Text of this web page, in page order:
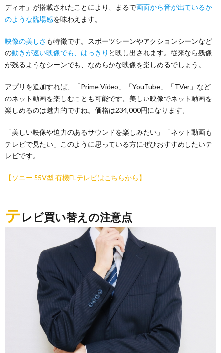
ディオ」が搭載されたことにより、まるで画面から音が出ているか
のような臨場感を味わえます。
映像の美しさ も特徴です。スポーツシーンやアクションシーンなど
の動きが速い映像でも、はっきり と映し出されます。従来なら残像
が残るようなシーンでも、なめらかな映像を楽しめるでしょう。
アプリを追加すれば、「Prime Video」「YouTube」「TVer」など
のネット動画を楽しむことも可能です。美しい映像でネット動画を
楽しめるのは魅力的ですね。価格は234,000円になります。
「美しい映像や迫力のあるサウンドを楽しみたい」「ネット動画も
テレビで見たい」このように思っている方にぜひおすすめしたいテ
レビです。
【ソニー 55V型 有機ELテレビはこちらから】
テレビ買い替えの注意点